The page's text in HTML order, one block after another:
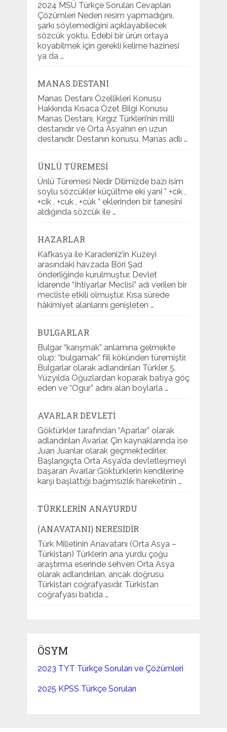
2024 MSÜ Türkçe Soruları Cevapları
Çözümleri Neden resim yapmadığını,
şarkı söylemediğini açıklayabilecek
sözcük yoktu. Edebi bir ürün ortaya
koyabilmek için gerekli kelime hazinesi
ya da …
MANAS DESTANI
Manas Destanı Özellikleri Konusu
Hakkında Kısaca Özet Bilgi Konusu
Manas Destanı, Kırgız Türkleri’nin milli
destanıdır ve Orta Asya’nın en uzun
destanıdır. Destanın konusu, Manas adlı …
ÜNLÜ TÜREMESI
Ünlü Türemesi Nedir Dilimizde bazı isim
soylu sözcükler küçültme eki yani ” +cık ,
+cik , +cuk , +cük ” eklerinden bir tanesini
aldığında sözcük ile …
HAZARLAR
Kafkasya ile Karadeniz’in Kuzeyi
arasındaki havzada Böri Şad
önderliğinde kurulmuştur. Devlet
idarende “İhtiyarlar Meclisi” adı verilen bir
mecliste etkili olmuştur. Kısa sürede
hâkimiyet alanlarını genişleten …
BULGARLAR
Bulgar “karışmak” anlamına gelmekte
olup; “bulgamak” fiil kökünden türemiştir.
Bulgarlar olarak adlandırılan Türkler 5.
Yüzyılda Oğuzlardan koparak batıya göç
eden ve “Ogur” adını alan boylarla …
AVARLAR DEVLETI
Göktürkler tarafından “Aparlar” olarak
adlandırılan Avarlar, Çin kaynaklarında ise
Juan Juanlar olarak geçmektedirler.
Başlangıçta Orta Asya’da devletleşmeyi
başaran Avarlar Göktürklerin kendilerine
karşı başlattığı bağımsızlık hareketinin …
TÜRKLERIN ANAYURDU
(ANAVATANI) NERESIDIR
Türk Milletinin Anavatanı (Orta Asya –
Türkistan) Türklerin ana yurdu çoğu
araştırma eserinde sehven Orta Asya
olarak adlandırılan, ancak doğrusu
Türkistan coğrafyasıdır. Türkistan
coğrafyası batıda …
ÖSYM
2023 TYT Türkçe Soruları ve Çözümleri
2025 KPSS Türkçe Soruları